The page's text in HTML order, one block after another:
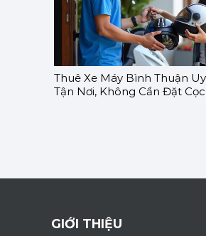
Thuê Xe Máy Bình Thuận
Tận Nơi, Không Cần Đặt
GIỚI THIỆU